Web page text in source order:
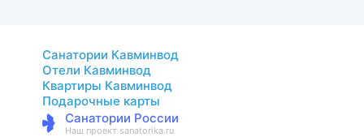
Санатории Кавминвод
Отели Кавминвод
Квартиры Кавминвод
Подарочные карты
Санатории России
Наш проект sanatorika.ru